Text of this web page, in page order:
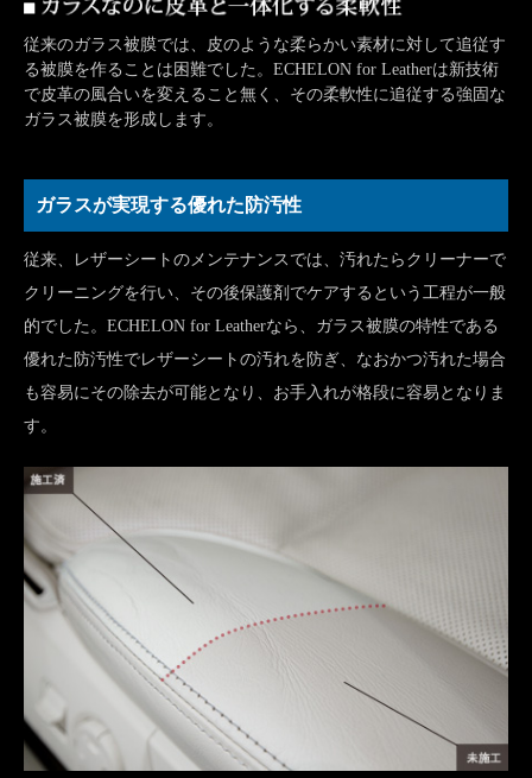
従来のガラス被膜では、皮のような柔らかい素材に対して追従す
る被膜を作ることは困難でした。ECHELON for Leatherは新技術
で皮革の風合いを変えること無く、その柔軟性に追従する強固な
ガラス被膜を形成します。
ガラスが実現する優れた防汚性
従来、レザーシートのメンテナンスでは、汚れたらクリーナーで
クリーニングを行い、その後保護剤でケアするという工程が一般
的でした。ECHELON for Leatherなら、ガラス被膜の特性である
優れた防汚性でレザーシートの汚れを防ぎ、なおかつ汚れた場合
も容易にその除去が可能となり、お手入れが格段に容易となりま
す。